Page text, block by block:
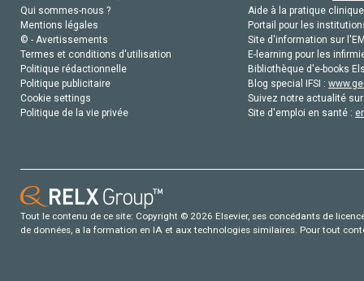
Qui sommes-nous ?
Mentions légales
© - Avertissements
Termes et conditions d'utilisation
Politique rédactionnelle
Politique publicitaire
Cookie settings
Politique de la vie privée
Aide à la pratique
Portail pour les
Site d'information sur
E-learning pour les
Bibliothèque d'e-books
Blog special IFSI :
Suivez notre actualité
Site d'emploi en santé :
Tout le contenu de ce site: Copyright © 2026 Elsevier, ses concédants de
de données, a la formation en IA et aux technologies similaires. Pour tout